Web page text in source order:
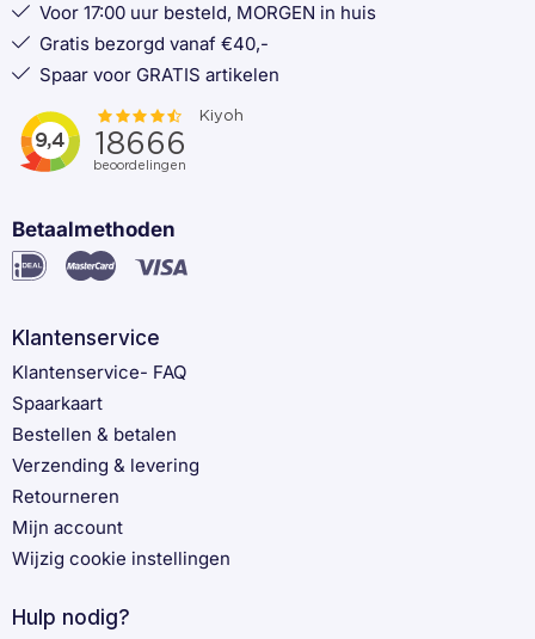
Voor 17:00 uur besteld, MORGEN in huis
Gratis bezorgd vanaf €40,-
Spaar voor GRATIS artikelen
Betaalmethoden
Klantenservice
Klantenservice- FAQ
Spaarkaart
Bestellen & betalen
Verzending & levering
Retourneren
Mijn account
Wijzig cookie instellingen
Hulp nodig?